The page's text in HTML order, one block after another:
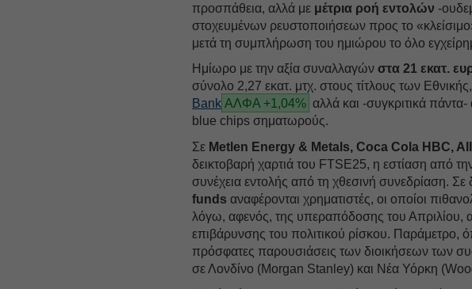
προσπάθεια, αλλά με μέτρια ροή εντολών-
στοχευμένων ρευστοποιήσεων προς το
μετά τη συμπλήρωση του ημιώρου το όλο
Ημίωρο με την αξία συναλλαγώνστα 21 εκατ.
σύνολο 2,27 εκατ. μτχ. στους τίτλους των
Bank ΑΛΦΑ +1,04% αλλά και -συγκριτικά
blue chips σηματωρούς.
Σε Metlen Energy & Metals, Coca Cola HBC,
δεικτοβαρή χαρτιά του FTSE25, η εστίαση από
συνέχεια εντολής από τη χθεσινή συνεδρίαση. Σε
funds αναφέρονται χρηματιστές, οι οποίοι
λόγω, αφενός, της υπεραπόδοσης του Απριλίου,
επιβάρυνσης του πολιτικού ρίσκου. Παράμετρο,
πρόσφατες παρουσιάσεις των διοικήσεων των
σε Λονδίνο (Μorgan Stanley) και Νέα Υόρκη